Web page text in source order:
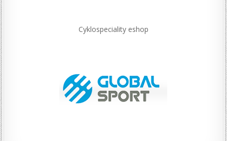
Cyklospeciality eshop